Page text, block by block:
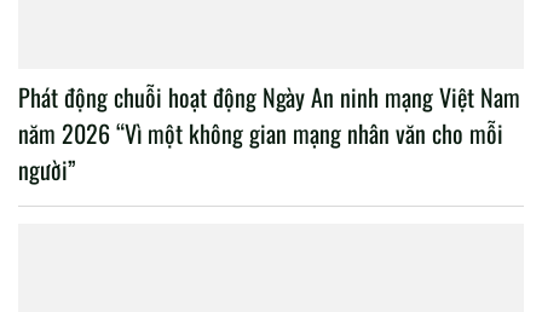
Phát động chuỗi hoạt động Ngày An ninh mạng Việt Nam
năm 2026 “Vì một không gian mạng nhân văn cho mỗi
người”